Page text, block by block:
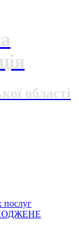
області
послуг